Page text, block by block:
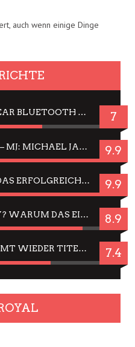
auch wenn einige Dinge
JBL TUNE 720BT: OVER EAR BLUETOOTH KOPFHÖRER UM DIE 50,-€ IM DAUER-TEST 7
WEGEN DES ERFOLGES – MJ: MICHAEL JACKSON MUSICAL IN EINER MATINEE SEHEN 9.9
JELLYFISH HAMBURG: DAS ERFOLGREICHE SOMMER-MENÜ 2025 IN GEFÜHLEN UND BILDERN 9.9
CÉSAR FÜR JIM CARREY? WARUM DAS EINER DER NERVIGSTEN ACTORS IST UND BLEIBT 8.9
JING JING: IN-THAI RÄUMT WIEDER TITEL AB – EIN ZWEI-STUNDEN-ERLEBNISBERICHT 7.4